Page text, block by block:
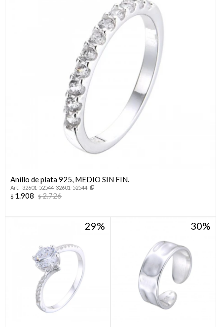
Anillo de plata 925, MEDIO SIN FIN.
32601-52544-32601-52544
$ 1.908 $2.726
29 30